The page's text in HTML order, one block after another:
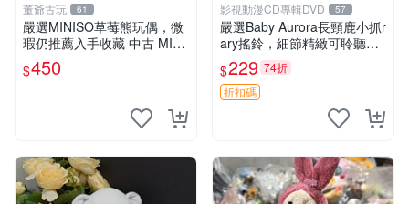
董爺古玩 61
嚴選MINISO草莓熊玩偶，微
瑕仍推薦入手收藏 中古 MINI
SO 草莓熊 玩具 收藏
$450
影視動漫CD專輯DVD 57
嚴選Baby Aurora長頸鹿小抓r
ary搖鈴，細節精緻可聆聽清
脆鈴音 軟萌可愛 定制紀念 金
屬搖鈴 新手媽咪推薦 長頸鹿
抓rary 搖鈴
$229 74折
折扣碼